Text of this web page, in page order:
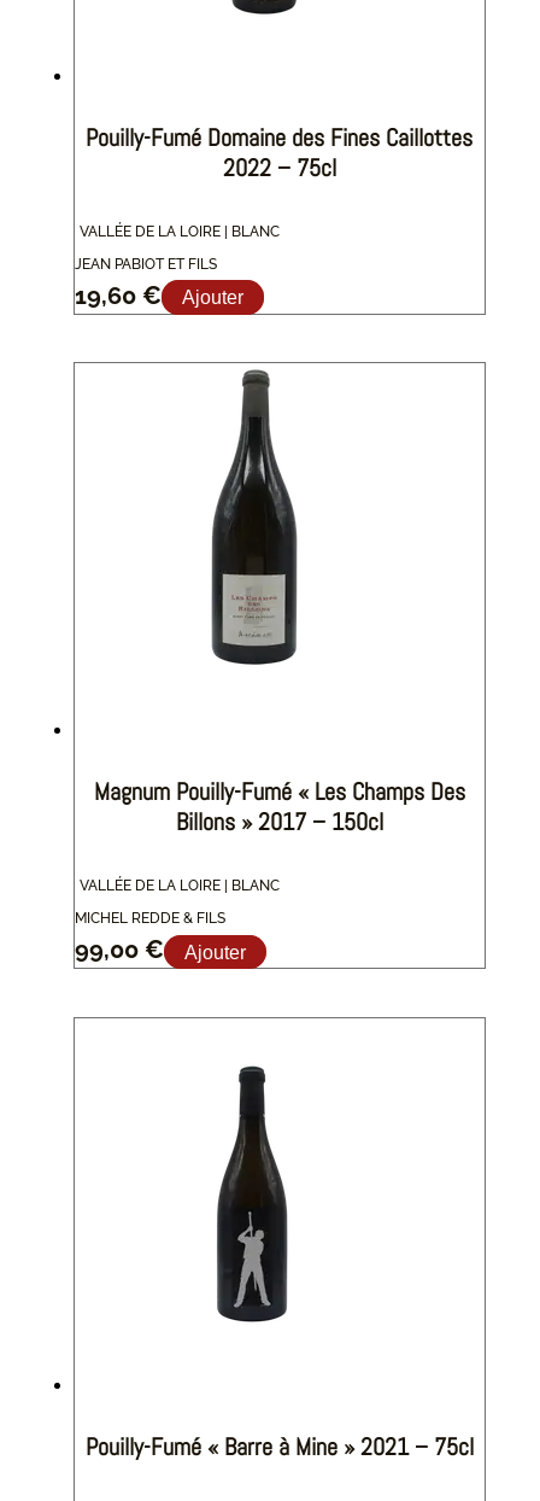
Pouilly-Fumé Domaine des Fines Caillottes
2022 – 75cl
VALLÉE DE LA LOIRE | BLANC
JEAN PABIOT ET FILS
19,60 € Ajouter
Magnum Pouilly-Fumé « Les Champs Des
Billons » 2017 – 150cl
VALLÉE DE LA LOIRE | BLANC
MICHEL REDDE & FILS
99,00 € Ajouter
Pouilly-Fumé « Barre à Mine » 2021 – 75cl